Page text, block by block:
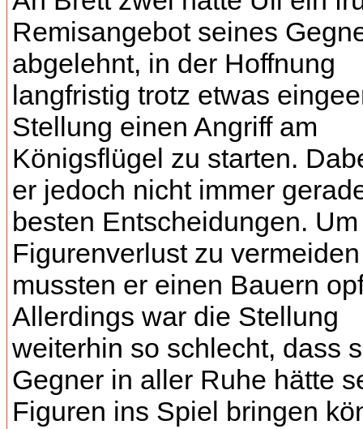
Remisangebot seines
abgelehnt, in der Hoffnung
langfristig trotz etwas
Stellung einen Angriff am
Königsflügel zu starten.
er jedoch nicht immer
besten Entscheidungen. Um
Figurenverlust zu vermeiden
mussten er einen Bauern
Allerdings war die Stellung
weiterhin so schlecht, dass
Gegner in aller Ruhe hätte
Figuren ins Spiel bringen